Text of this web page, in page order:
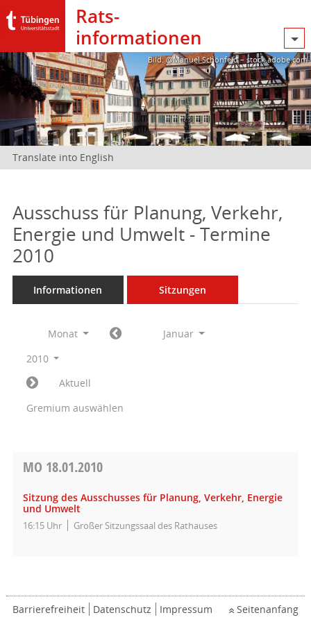
Rats­
informationen
Bild: @Manuel Schönfeld – stock.adobe.com
Translate into English
Ausschuss für Planung, Verkehr,
Energie und Umwelt - Termine
2010
Informationen Sitzungen
Monat
Januar
2010
Aktuell
Gremium auswählen
MO 18.01.2010
Sitzung des Ausschusses für Planung, Verkehr, Energie
und Umwelt
16:15 Uhr Großer Sitzungssaal des Rathauses
Barrierefreiheit Datenschutz Impressum Seitenanfang